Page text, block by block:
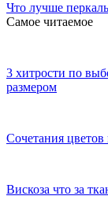
Что лучше
Самое читаемое
3 хитрости по
размером
Сочетания
Вискоза что за